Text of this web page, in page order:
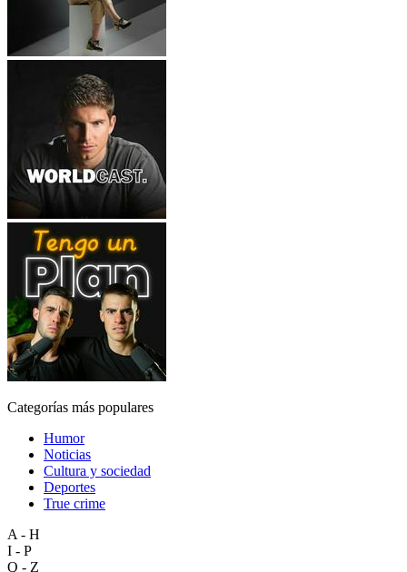
Categorías más populares
Humor
Noticias
Cultura y sociedad
Deportes
True crime
A - H
I - P
Q - Z